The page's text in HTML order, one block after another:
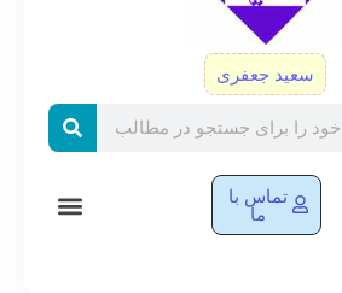
سعید جعفری
تماس با
ما